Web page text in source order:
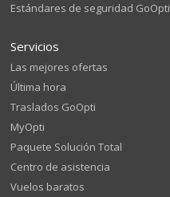
Estándares de seguridad GoOpti
Servicios
Las mejores ofertas
Última hora
Traslados GoOpti
MyOpti
Paquete Solución Total
Centro de asistencia
Vuelos baratos